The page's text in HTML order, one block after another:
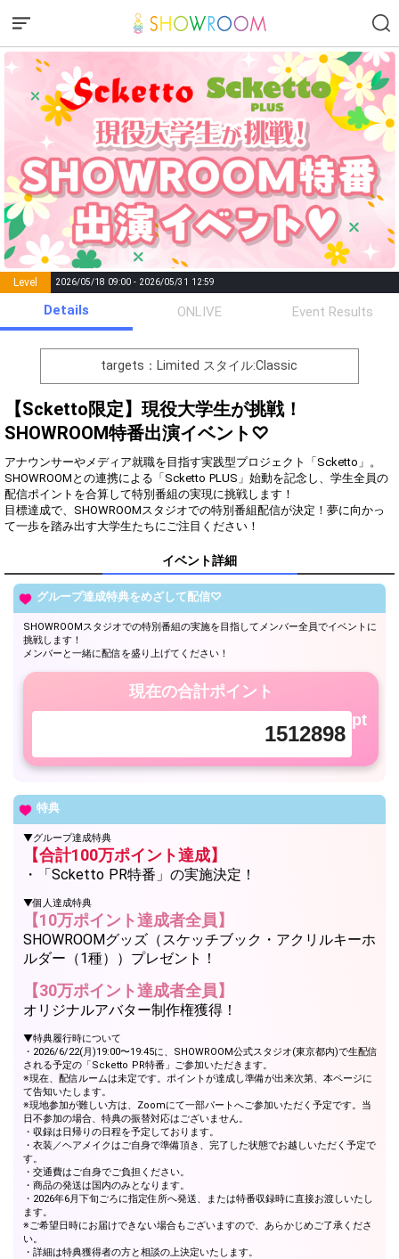
Level 2026/05/18 09:00 - 2026/05/31 12:59
Points List of Goal
number of
positions
Rema
Event Begins!
SHOWROOMグッズプレゼン
ト！
3 300000
オリジナルアバター制作権獲
得！
Gifting
Throw gifts to the stage and join
the live performance.
(once a day)! You can also charge
Show Gold to purchase gifts
(available from 1 JPY)! When you
continue to send gifts to the
performer(s), the performer's
popularity ranking and your
ranking go up.
To cheer on performers, you can
send them gifts.
To send performers paid items,
you must use Show Gold.
Comments
You can post comments. Please
refrain from posting comments
other users.
Close
Details ONLIVE Event Results
targets：Limited スタイル:Classic
【Scketto限定】現役大学生が挑戦！
SHOWROOM特番出演イベント♡
アナウンサーやメディア就職を目指す実践型プロジェクト「Scketto」。
SHOWROOMとの連携による「Scketto PLUS」始動を記念し、学生全員の
配信ポイントを合算して特別番組の実現に挑戦します！
目標達成で、SHOWROOMスタジオでの特別番組配信が決定！夢に向かっ
て一歩を踏み出す大学生たちにご注目ください！
イベント詳細
グループ達成特典をめざして配信♡
SHOWROOMスタジオでの特別番組の実施を目指してメンバー全員でイベントに
挑戦します！
メンバーと一緒に配信を盛り上げてください！
現在の合計ポイント
1512898
pt
特典
▼グループ達成特典
【合計100万ポイント達成】
・「Scketto PR特番」の実施決定！
▼個人達成特典
【10万ポイント達成者全員】
SHOWROOMグッズ（スケッチブック・アクリルキーホ
ルダー（1種））プレゼント！
【30万ポイント達成者全員】
オリジナルアバター制作権獲得！
▼特典履行時について
・2026/6/22(月)19:00〜19:45に、SHOWROOM公式スタジオ(東京都内)で生配信
される予定の「Scketto PR特番」ご参加いただきます。
※現在、配信ルームは未定です。ポイントが達成し準備が出来次第、本ページに
て告知いたします。
※現地参加が難しい方は、Zoomにて一部パートへご参加いただく予定です。当
日不参加の場合、特典の振替対応はございません。
・収録は日帰りの日程を予定しております。
・衣装／ヘアメイクはご自身で準備頂き、完了した状態でお越しいただく予定で
す。
・交通費はご自身でご負担ください。
・商品の発送は国内のみとなります。
・2026年6月下旬ごろに指定住所へ発送、または特番収録時に直接お渡しいたし
ます。
※ご希望日時にお届けできない場合もございますので、あらかじめご了承くださ
い。
・詳細は特典獲得者の方と相談の上決定いたします。